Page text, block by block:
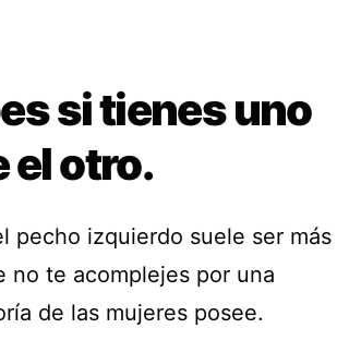
si tienes uno
el otro.
pecho izquierdo suele ser más
no te acomplejes por una
de las mujeres posee.